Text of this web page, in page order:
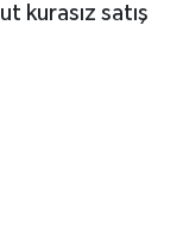
kurasız satış